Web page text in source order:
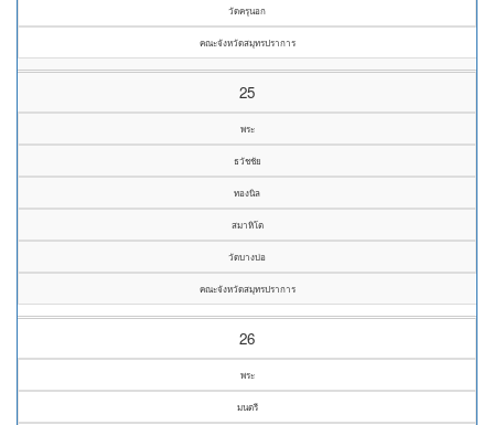
วัดครุนอก
คณะจังหวัดสมุทรปราการ
25
พระ
ธวัชชัย
ทองนิล
สมาหิโต
วัดบางบ่อ
คณะจังหวัดสมุทรปราการ
26
พระ
มนตรี